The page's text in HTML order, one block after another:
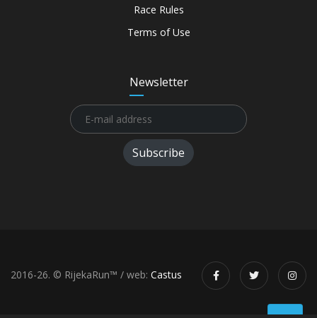
Race Rules
Terms of Use
Newsletter
Subscribe
2016-26. © RijekaRun™ / web: Castus